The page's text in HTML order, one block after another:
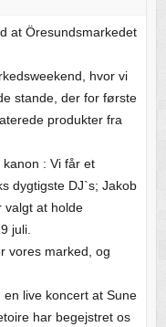
at Öresundsmarkedet
hvor vi
stande, der for første
produkter fra
: Vi får et
dygtigste DJ`s; Jakob
valgt at holde
juli.
vores marked, og
live koncert at Sune
har begejstret os